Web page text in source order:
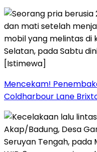
Mencekam!
Coldharbour Lane